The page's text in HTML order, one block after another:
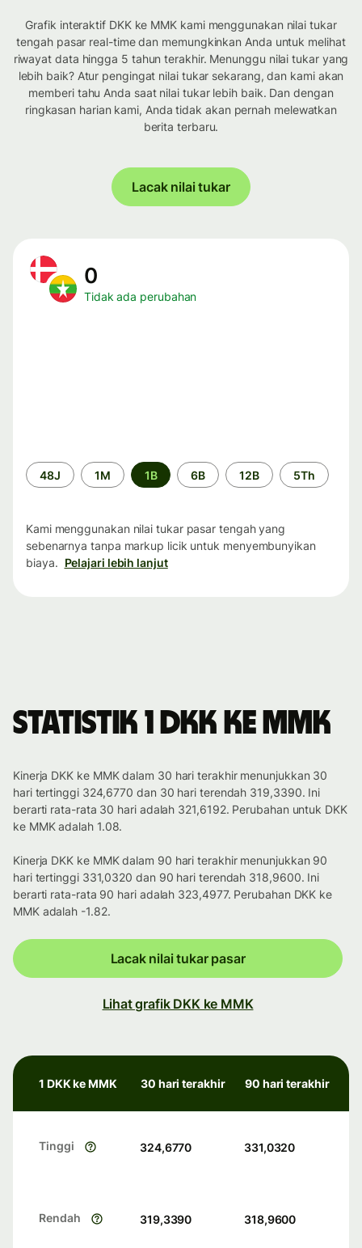
Grafik interaktif DKK ke MMK kami menggunakan nilai tukar
tengah pasar real-time dan memungkinkan Anda untuk melihat
riwayat data hingga 5 tahun terakhir. Menunggu nilai tukar yang
lebih baik? Atur pengingat nilai tukar sekarang, dan kami akan
memberi tahu Anda saat nilai tukar lebih baik. Dan dengan
ringkasan harian kami, Anda tidak akan pernah melewatkan
berita terbaru.
Lacak nilai tukar
0
Tidak ada perubahan
Periode
waktu
48J 1M 1B 6B 12B 5Th
Kami menggunakan nilai tukar pasar tengah yang
sebenarnya tanpa markup licik untuk menyembunyikan
biaya. Pelajari lebih lanjut
Statistik 1 DKK ke MMK
Kinerja DKK ke MMK dalam 30 hari terakhir menunjukkan 30
hari tertinggi 324,6770 dan 30 hari terendah 319,3390. Ini
berarti rata-rata 30 hari adalah 321,6192. Perubahan untuk DKK
ke MMK adalah 1.08.
Kinerja DKK ke MMK dalam 90 hari terakhir menunjukkan 90
hari tertinggi 331,0320 dan 90 hari terendah 318,9600. Ini
berarti rata-rata 90 hari adalah 323,4977. Perubahan DKK ke
MMK adalah -1.82.
Lacak nilai tukar pasar
Lihat grafik DKK ke MMK
1 DKK ke MMK 30 hari terakhir 90 hari terakhir
Tinggi 324,6770 331,0320
Rendah 319,3390 318,9600